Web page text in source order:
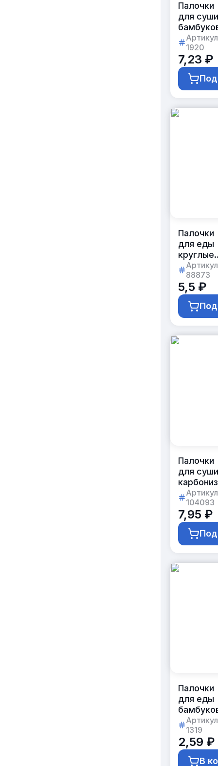
Палочки
для суши
21 см
с1920
7,23 ₽
Под
Палочки
для еды
круглые
21 см
с88873
5,5 ₽
Под
Палочки
для суши
с
21 см
в
по
104093
7,95 ₽
Под
Палочки
для еды
21 см
в
по 800
1319
2,59 ₽
В